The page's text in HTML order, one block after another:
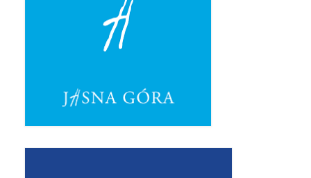
Galerie 2019
Pasterka 2019
Posługa Siostry Elekty
Boże Ciało – 20 czerwca 2019